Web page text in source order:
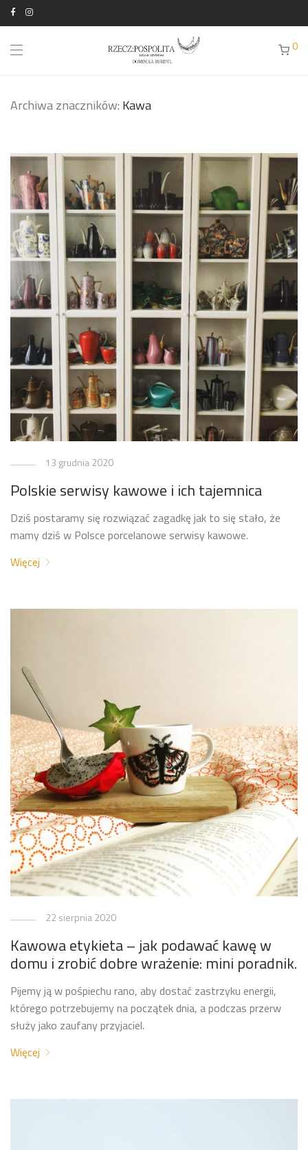
0
Archiwa znaczników: Kawa
13 grudnia 2020
Polskie serwisy kawowe i ich tajemnica
Dziś postaramy się rozwiązać zagadkę jak to się stało, że
mamy dziś w Polsce porcelanowe serwisy kawowe.
Więcej
22 sierpnia 2020
Kawowa etykieta – jak podawać kawę w
domu i zrobić dobre wrażenie: mini poradnik.
Pijemy ją w pośpiechu rano, aby dostać zastrzyku energii,
którego potrzebujemy na początek dnia, a podczas przerw
służy jako zaufany przyjaciel.
Więcej